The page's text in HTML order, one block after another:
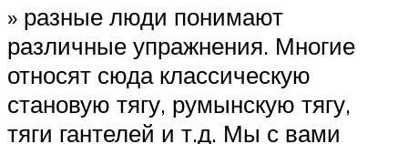
» разные люди понимают
различные упражнения. Многие
относят сюда классическую
становую тягу, румынскую тягу,
тяги гантелей и т.д. Мы с вами